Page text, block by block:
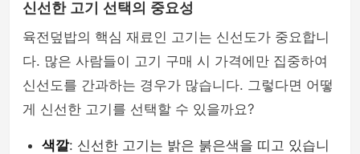
신선한 고기 선택의 중요성
육전덮밥의 핵심 재료인 고기는 신선도가 중요합니
다. 많은 사람들이 고기 구매 시 가격에만 집중하여
신선도를 간과하는 경우가 많습니다. 그렇다면 어떻
게 신선한 고기를 선택할 수 있을까요?
색깔: 신선한 고기는 밝은 붉은색을 띠고 있습니